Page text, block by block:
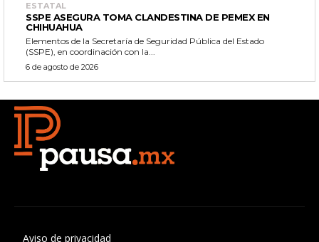
ESTATAL
SSPE ASEGURA TOMA CLANDESTINA DE PEMEX EN
CHIHUAHUA
Elementos de la Secretaría de Seguridad Pública del Estado
(SSPE), en coordinación con la...
6 de agosto de 2026
Aviso de privacidad